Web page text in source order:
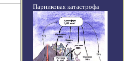
Парниковая катастрофа